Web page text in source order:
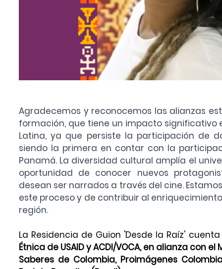
Agradecemos y reconocemos las alianzas
formación, que tiene un impacto significativo
Latina, ya que persiste la participación de
siendo la primera en contar con la
Panamá. La diversidad cultural amplía el
oportunidad de conocer nuevos
desean ser narrados a través del cine.
este proceso y de contribuir al
región.
La Residencia de Guion 'Desde la Raíz'
Étnica de USAID y ACDI/VOCA, en alianza con
Saberes de Colombia, Proimágenes